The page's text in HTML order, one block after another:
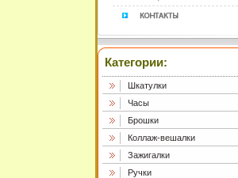
Категории:
Шкатулки
Часы
Брошки
Коллаж-вешалки
Зажигалки
Ручки